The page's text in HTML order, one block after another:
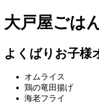
大戸屋ごは
よくばりお子様
オムライス
鶏の竜田揚げ
海老フライ